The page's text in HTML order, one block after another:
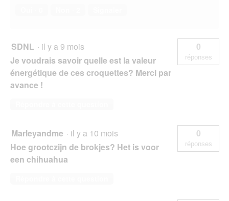
SDNL · il y a 9 mois
Je voudrais savoir quelle est la valeur
énergétique de ces croquettes? Merci par
avance !
0
réponses
Marleyandme · il y a 10 mois
Hoe grootczijn de brokjes? Het is voor
een chihuahua
0
réponses